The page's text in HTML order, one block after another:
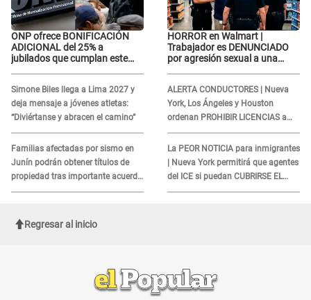
ONP ofrece BONIFICACIÓN
ADICIONAL del 25% a
jubilados que cumplan este
Simone Biles llega a Lima 2027 y
deja mensaje a jóvenes atletas:
“Diviértanse y abracen el camino”
Familias afectadas por sismo en
Junín podrán obtener títulos de
propiedad tras importante acuerdo
de Cofopri
HORROR en Walmart |
Trabajador es DENUNCIADO
por agresión sexual a una
ALERTA CONDUCTORES | Nueva
York, Los Ángeles y Houston
ordenan PROHIBIR LICENCIAS a
quienes no presenten ESTE
DOCUMENTO
La PEOR NOTICIA para inmigrantes
| Nueva York permitirá que agentes
del ICE si puedan CUBRIRSE EL
ROSTRO
Regresar al inicio